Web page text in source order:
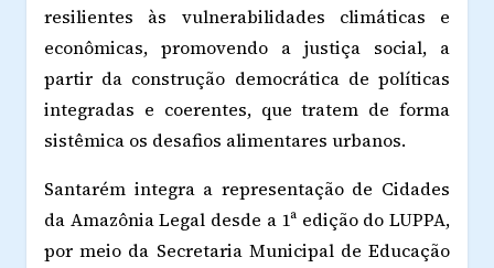
resilientes às vulnerabilidades climáticas e
econômicas, promovendo a justiça social, a
partir da construção democrática de políticas
integradas e coerentes, que tratem de forma
sistêmica os desafios alimentares urbanos.
Santarém integra a representação de Cidades
da Amazônia Legal desde a 1ª edição do LUPPA,
por meio da Secretaria Municipal de Educação